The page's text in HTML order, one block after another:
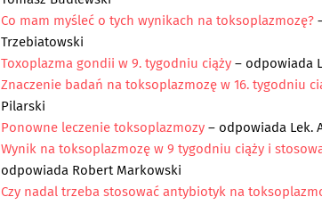
Co mam myśleć o tych wynikach na toksoplazmozę?
Trzebiatowski
Toxoplazma gondii w 9. tygodniu ciąży– odpowiada
Znaczenie badań na toksoplazmozę w 16. tygodniu
Pilarski
Ponowne leczenie toksoplazmozy– odpowiada Lek.
Wynik na toksoplazmozę w 9 tygodniu ciąży i
odpowiada Robert Markowski
Czy nadal trzeba stosować antybiotyk na